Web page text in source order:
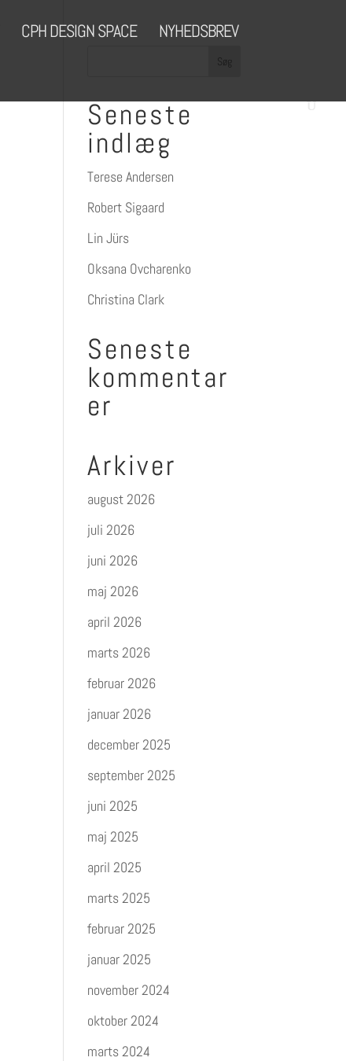
CPH DESIGN SPACE
NYHEDSBREV
Seneste
indlæg
Terese Andersen
Robert Sigaard
Lin Jürs
Oksana Ovcharenko
Christina Clark
Seneste
kommentar
er
Arkiver
august 2026
juli 2026
juni 2026
maj 2026
april 2026
marts 2026
februar 2026
januar 2026
december 2025
september 2025
juni 2025
maj 2025
april 2025
marts 2025
februar 2025
januar 2025
november 2024
oktober 2024
marts 2024